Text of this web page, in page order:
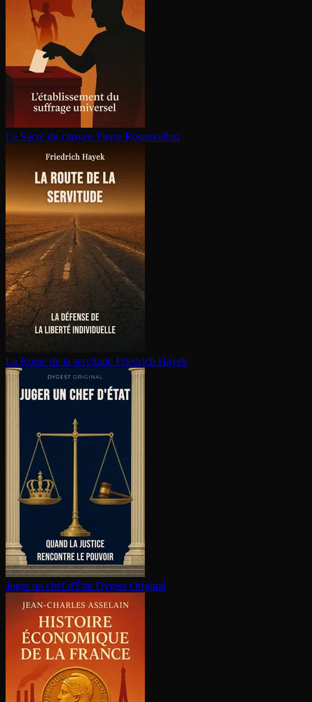
Le Sacre du citoyen Pierre Rosanvallon
La Route de la servitude Friedrich Hayek
Juger un chef d'État Dygest Original